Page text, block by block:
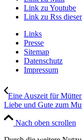
Link zu Youtube
Link zu Rss
Links
Presse
Sitemap
Datenschutz
Impressum
Eine Auszeit für
Liebe und Gute zum
Nach oben scrollen